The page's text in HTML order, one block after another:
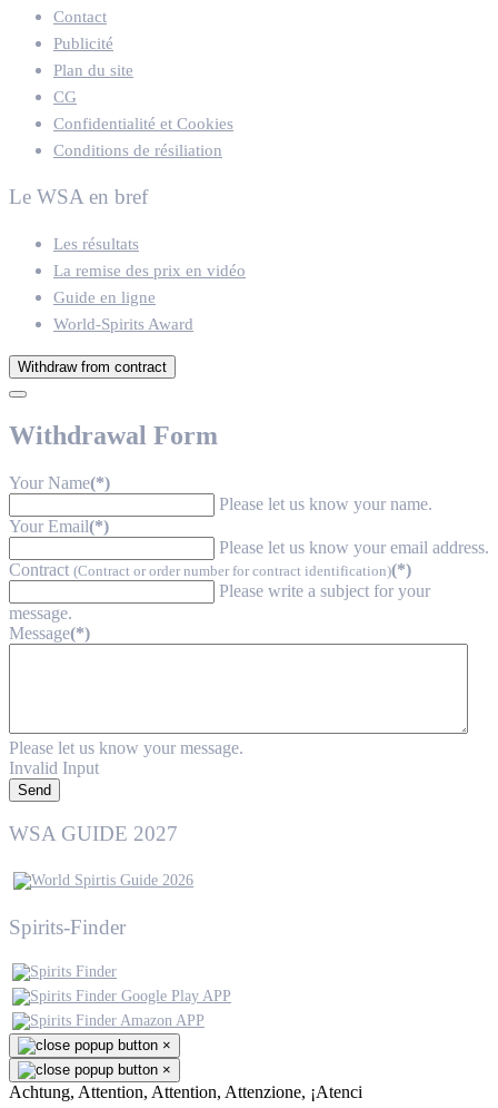
Contact
Publicité
Plan du site
CG
Confidentialité et Cookies
Conditions de résiliation
Le WSA en bref
Les résultats
La remise des prix en vidéo
Guide en ligne
World-Spirits Award
Withdraw from contract
Withdrawal Form
Your Name(*)
Please let us know your name.
Your Email(*)
Please let us know your email address.
Contract (Contract or order number for contract identification)(*)
Please write a subject for your
message.
Message(*)
Please let us know your message.
Invalid Input
Send
WSA GUIDE 2027
Spirits-Finder
×
×
Achtung, Attention, Attention, Attenzione, ¡Atenci